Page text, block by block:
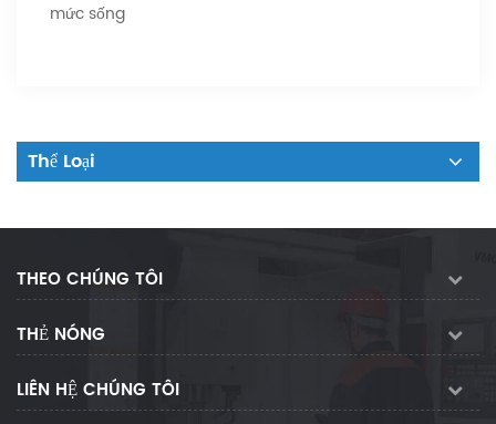
mức sống
Thể Loại
THEO CHÚNG TÔI
THẺ NÓNG
LIÊN HỆ CHÚNG TÔI